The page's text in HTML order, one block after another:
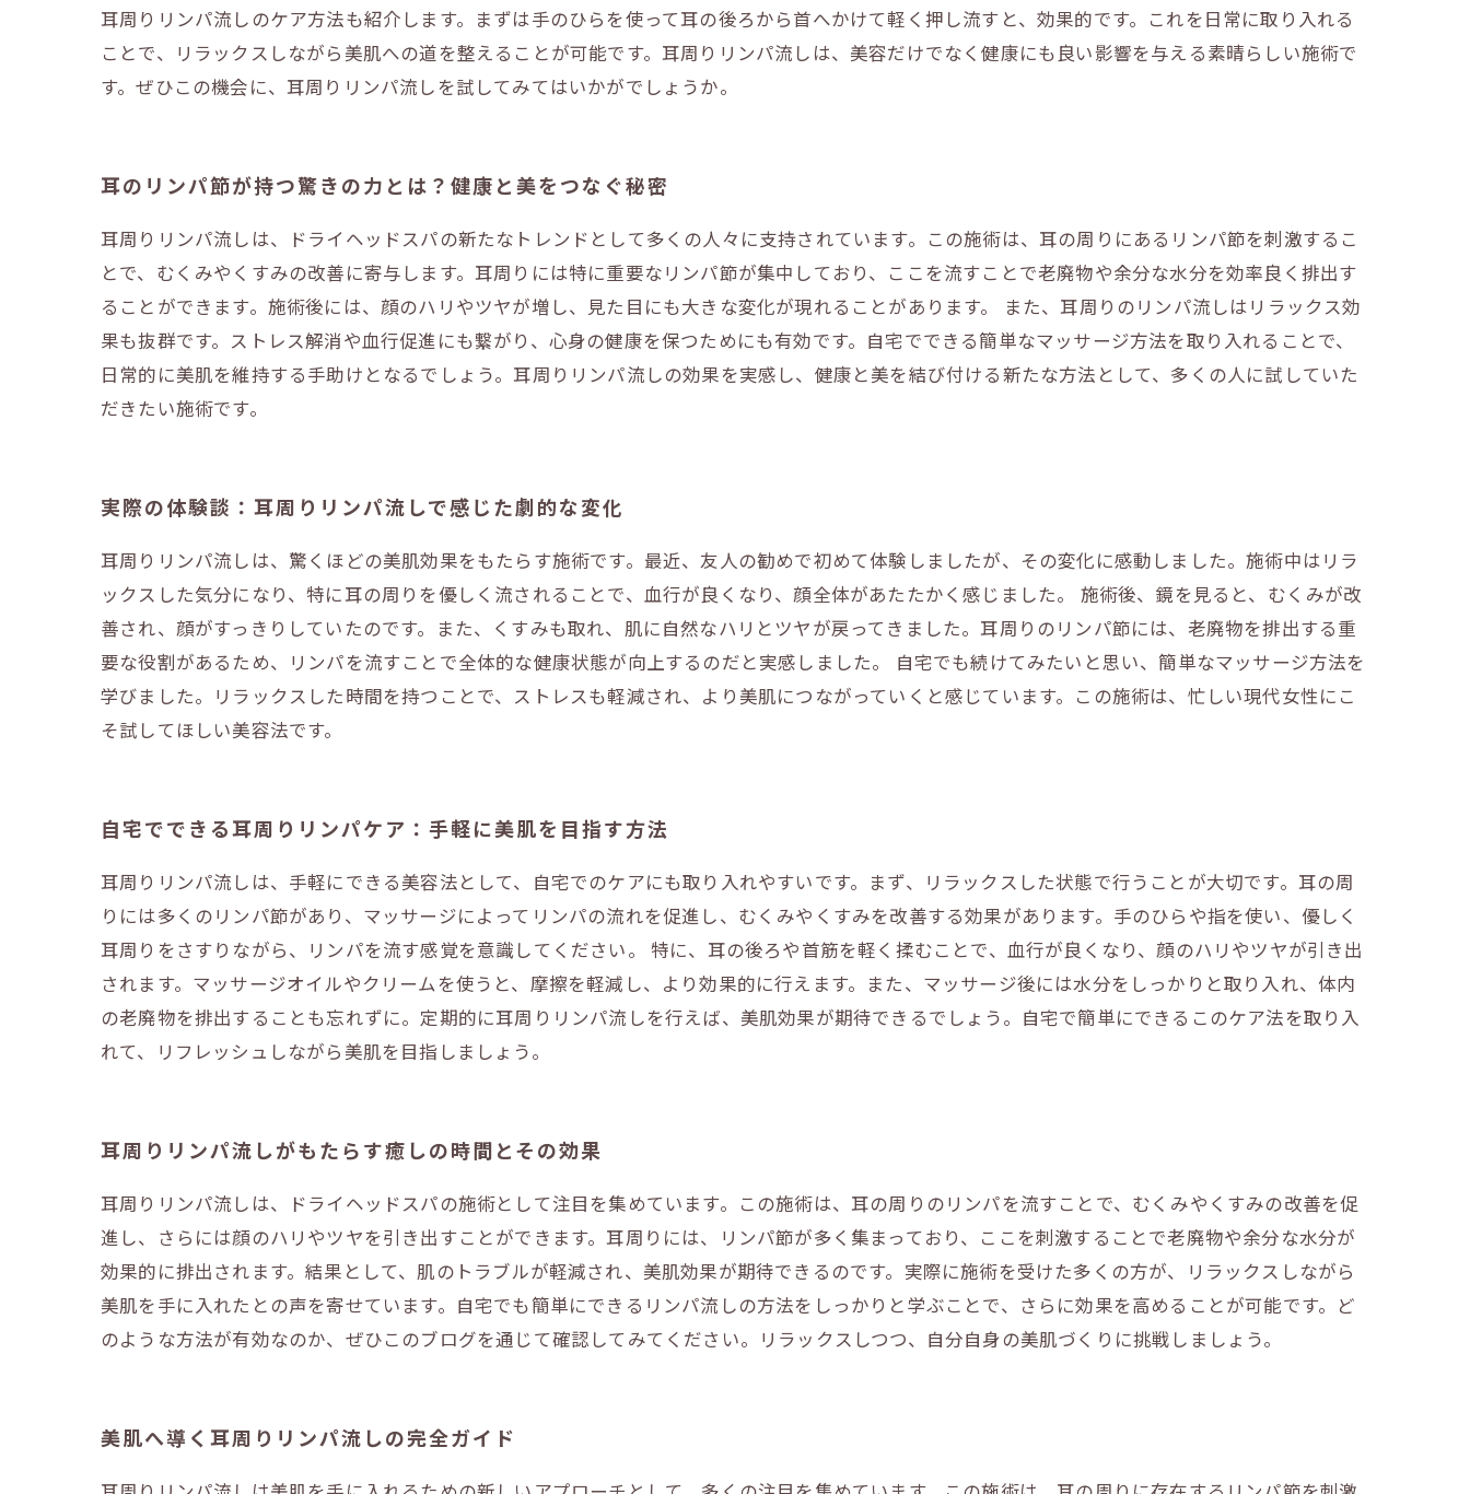
耳周りリンパ流しのケア方法も紹介します。まずは手のひらを使って耳の後ろから首へかけて軽く押し流すと、効果的です。これを日常に取り入れる
ことで、リラックスしながら美肌への道を整えることが可能です。耳周りリンパ流しは、美容だけでなく健康にも良い影響を与える素晴らしい施術で
す。ぜひこの機会に、耳周りリンパ流しを試してみてはいかがでしょうか。
耳のリンパ節が持つ驚きの力とは？健康と美をつなぐ秘密
耳周りリンパ流しは、ドライヘッドスパの新たなトレンドとして多くの人々に支持されています。この施術は、耳の周りにあるリンパ節を刺激するこ
とで、むくみやくすみの改善に寄与します。耳周りには特に重要なリンパ節が集中しており、ここを流すことで老廃物や余分な水分を効率良く排出す
ることができます。施術後には、顔のハリやツヤが増し、見た目にも大きな変化が現れることがあります。 また、耳周りのリンパ流しはリラックス効
果も抜群です。ストレス解消や血行促進にも繋がり、心身の健康を保つためにも有効です。自宅でできる簡単なマッサージ方法を取り入れることで、
日常的に美肌を維持する手助けとなるでしょう。耳周りリンパ流しの効果を実感し、健康と美を結び付ける新たな方法として、多くの人に試していた
だきたい施術です。
実際の体験談：耳周りリンパ流しで感じた劇的な変化
耳周りリンパ流しは、驚くほどの美肌効果をもたらす施術です。最近、友人の勧めで初めて体験しましたが、その変化に感動しました。施術中はリラ
ックスした気分になり、特に耳の周りを優しく流されることで、血行が良くなり、顔全体があたたかく感じました。 施術後、鏡を見ると、むくみが改
善され、顔がすっきりしていたのです。また、くすみも取れ、肌に自然なハリとツヤが戻ってきました。耳周りのリンパ節には、老廃物を排出する重
要な役割があるため、リンパを流すことで全体的な健康状態が向上するのだと実感しました。 自宅でも続けてみたいと思い、簡単なマッサージ方法を
学びました。リラックスした時間を持つことで、ストレスも軽減され、より美肌につながっていくと感じています。この施術は、忙しい現代女性にこ
そ試してほしい美容法です。
自宅でできる耳周りリンパケア：手軽に美肌を目指す方法
耳周りリンパ流しは、手軽にできる美容法として、自宅でのケアにも取り入れやすいです。まず、リラックスした状態で行うことが大切です。耳の周
りには多くのリンパ節があり、マッサージによってリンパの流れを促進し、むくみやくすみを改善する効果があります。手のひらや指を使い、優しく
耳周りをさすりながら、リンパを流す感覚を意識してください。 特に、耳の後ろや首筋を軽く揉むことで、血行が良くなり、顔のハリやツヤが引き出
されます。マッサージオイルやクリームを使うと、摩擦を軽減し、より効果的に行えます。また、マッサージ後には水分をしっかりと取り入れ、体内
の老廃物を排出することも忘れずに。定期的に耳周りリンパ流しを行えば、美肌効果が期待できるでしょう。自宅で簡単にできるこのケア法を取り入
れて、リフレッシュしながら美肌を目指しましょう。
耳周りリンパ流しがもたらす癒しの時間とその効果
耳周りリンパ流しは、ドライヘッドスパの施術として注目を集めています。この施術は、耳の周りのリンパを流すことで、むくみやくすみの改善を促
進し、さらには顔のハリやツヤを引き出すことができます。耳周りには、リンパ節が多く集まっており、ここを刺激することで老廃物や余分な水分が
効果的に排出されます。結果として、肌のトラブルが軽減され、美肌効果が期待できるのです。実際に施術を受けた多くの方が、リラックスしながら
美肌を手に入れたとの声を寄せています。自宅でも簡単にできるリンパ流しの方法をしっかりと学ぶことで、さらに効果を高めることが可能です。ど
のような方法が有効なのか、ぜひこのブログを通じて確認してみてください。リラックスしつつ、自分自身の美肌づくりに挑戦しましょう。
美肌へ導く耳周りリンパ流しの完全ガイド